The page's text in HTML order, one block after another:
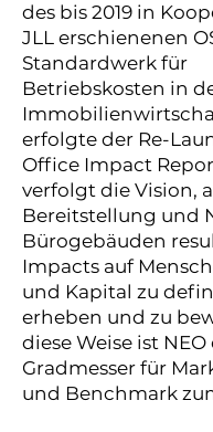
des bis 2019 in
JLL erschienenen
Standardwerk für
Betriebskosten in
erfolgte der Re-
Office Impact
verfolgt die Vision,
Bereitstellung und
Bürogebäuden
Impacts auf
und Kapital zu
erheben und zu
diese Weise ist NEO
Gradmesser für
und Benchmark